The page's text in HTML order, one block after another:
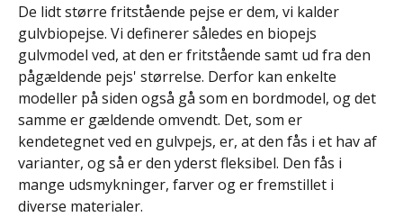
De lidt større fritstående pejse er dem, vi kalder
gulvbiopejse. Vi definerer således en biopejs
gulvmodel ved, at den er fritstående samt ud fra den
pågældende pejs' størrelse. Derfor kan enkelte
modeller på siden også gå som en bordmodel, og det
samme er gældende omvendt. Det, som er
kendetegnet ved en gulvpejs, er, at den fås i et hav af
varianter, og så er den yderst fleksibel. Den fås i
mange udsmykninger, farver og er fremstillet i
diverse materialer.